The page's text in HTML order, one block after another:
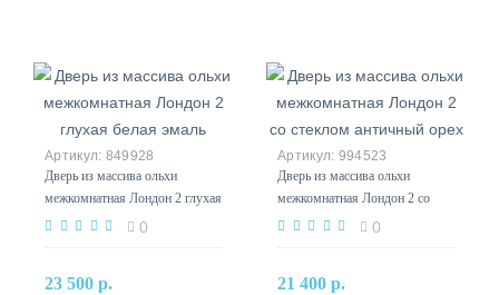
849928
Дверь из массива ольхи
межкомнатная Лондон 2 глухая
белая эмаль
0
23 500 р.
994523
Дверь из массива ольхи
межкомнатная Лондон 2 со
стеклом античный орех
0
21 400 р.